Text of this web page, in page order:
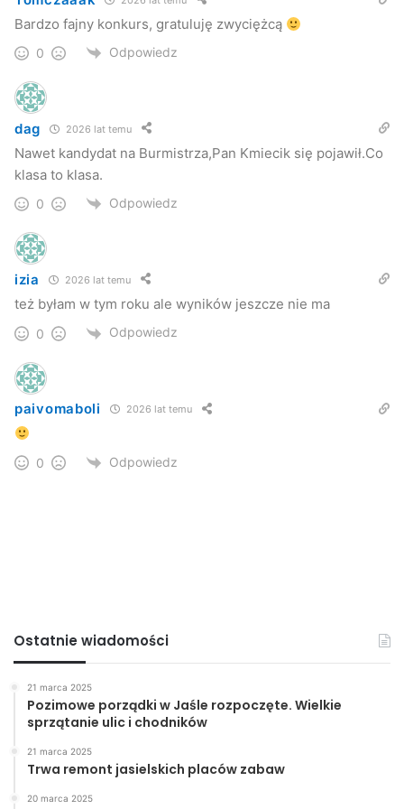
–Myślę, że dzięki tym młodym ludziom będzie nam się w
przyszłości lżej żyło; bo ich wynalazki, nowe przemyślenia
nam w tym pomogą
– mówi Kmiecik.
Poniżej prezentujemy listę laureatów konkursu:
Licea:
I miejsce: Adam Zima (I LO Krosno) kl.1; Andrzej Materniak
(I LO w Sanoku) kl. 2; Dariusz Pukas (I LO Jarosław) kl. 2;
Dawid Wójcik (I LO Jasło) kl 2; Michał Kozdęba (IV LO
Rzeszów) kl. 3; Jarosław Kolek (I LO Rzeszów) kl. 1;
II miejsce: Damian Rupar (LO Sióstr Prezentek Rzeszów) kl.
1; Rafał Owrzany (I LO Sanok) kl. 3; Aleksandra Deptuch (II
LO Krosno) kl. 3;
Bardzo fajny konkurs, gratuluję zwyciężcą
0 Odpowiedz
dag 2026 lat temu
Nawet kandydat na Burmistrza,Pan Kmiecik się pojawił.Co
klasa to klasa.
0 Odpowiedz
izia 2026 lat temu
też byłam w tym roku ale wyników jeszcze nie ma
0 Odpowiedz
paivomaboli 2026 lat temu
0 Odpowiedz
Ostatnie wiadomości
21 marca 2025
Pozimowe porządki w Jaśle rozpoczęte. Wielkie
sprzątanie ulic i chodników
21 marca 2025
Trwa remont jasielskich placów zabaw
20 marca 2025